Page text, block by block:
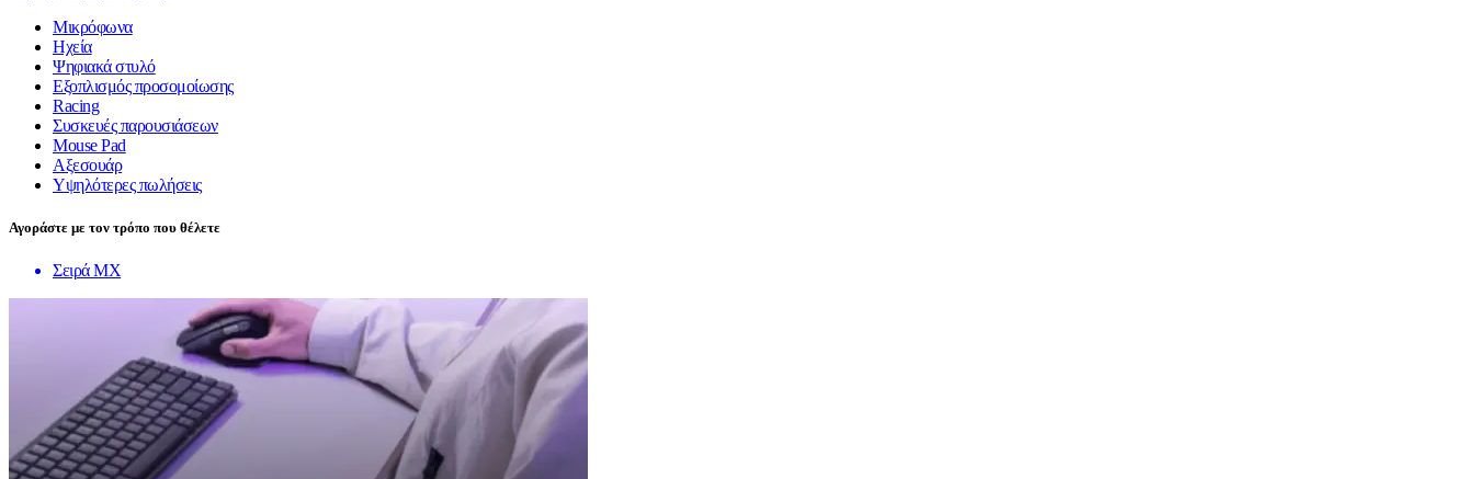
Μικρόφωνα
Ηχεία
Ψηφιακά στυλό
Εξοπλισμός προσομοίωσης
Racing
Συσκευές παρουσιάσεων
Mouse Pad
Αξεσουάρ
Υψηλότερες πωλήσεις
Αγοράστε με τον τρόπο που θέλετε
Σειρά MX